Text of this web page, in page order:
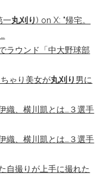
一丸刈り) on X: "帰宅。
ラウンド「中大野球部
ゃり美女が丸刈り 男に
織、横川凱とは…３選手
織、横川凱とは…３選手
自撮りが上手に撮れた